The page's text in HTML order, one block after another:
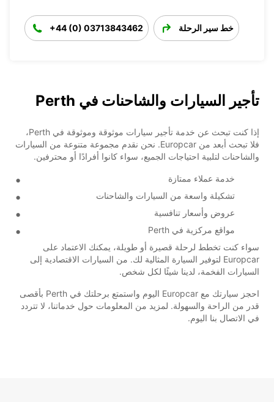
+44 (0) 03713843462 خط سير الرحلة
تأجير السيارات والشاحنات في Perth
إذا كنت تبحث عن خدمة تأجير سيارات موثوقة وموثوقة في Perth،
فلا تبحث أبعد من Europcar. نحن نقدم مجموعة متنوعة من السيارات
والشاحنات لتلبية احتياجات الجميع، سواء كانوا أفرادًا أو محترفين.
خدمة عملاء ممتازة
تشكيلة واسعة من السيارات والشاحنات
عروض وأسعار تنافسية
مواقع مركزية في Perth
سواء كنت تخطط لرحلة قصيرة أو طويلة، يمكنك الاعتماد على
Europcar لتوفير السيارة المثالية لك. من السيارات الاقتصادية إلى
السيارات الفخمة، لدينا شيئًا لكل شخص.
احجز سيارتك مع Europcar اليوم واستمتع برحلتك في Perth بأقصى
قدر من الراحة والسهولة. لمزيد من المعلومات حول خدماتنا، لا تتردد
في الاتصال بنا اليوم.